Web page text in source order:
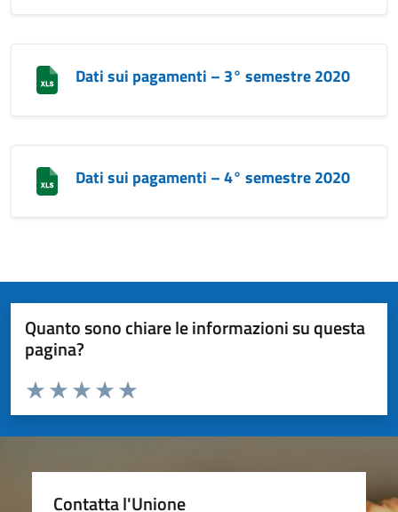
Dati sui pagamenti – 3° semestre 2020
Dati sui pagamenti – 4° semestre 2020
Quanto sono chiare le informazioni su questa
pagina?
Valuta da 1 a 5 stelle la pagina
Valuta 5 stelle su 5
Valuta 4 stelle su 5
Valuta 3 stelle su 5
Valuta 2 stelle su 5
Valuta 1 stelle su 5
Contatta l'Unione